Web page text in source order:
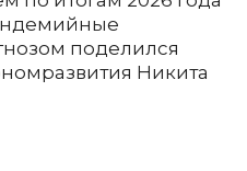
поделился
Никита